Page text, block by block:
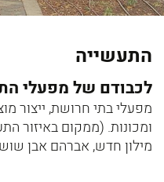
התעשייה
לכבודם של מפעלי
מפעלי בתי חרושת, ייצור
ומכונות. (ממקום באיזור
מילון חדש, אברהם אבן